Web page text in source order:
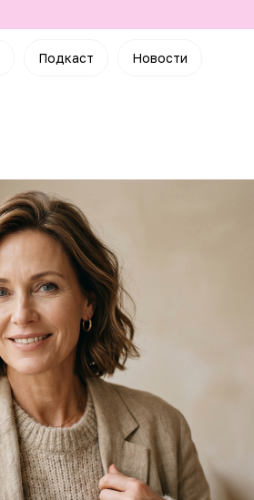
Подкаст Новости